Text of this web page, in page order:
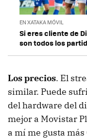
EN XATAKA MÓVIL
Si eres cliente de
son todos los
Los precios. El
similar. Puede
del hardware del
mejor a Movistar
a mí me gusta